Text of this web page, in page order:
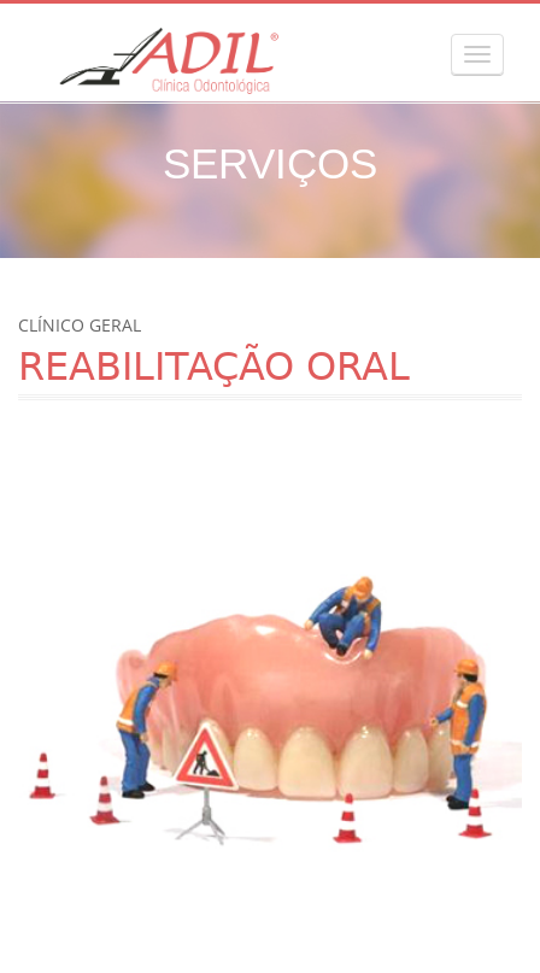
MENU
SERVIÇOS
CLÍNICO GERAL
REABILITAÇÃO ORAL